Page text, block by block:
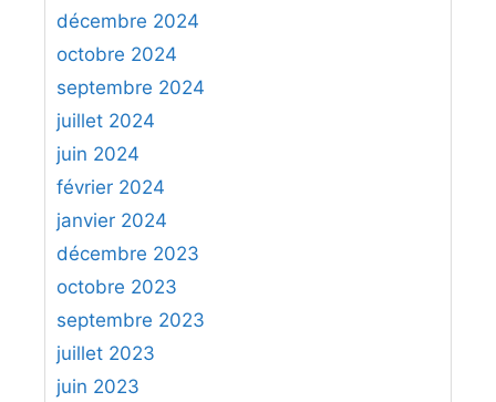
c
h
e
c
o
u
l
c
e
:
décembre 2024
octobre 2024
septembre 2024
juillet 2024
juin 2024
février 2024
janvier 2024
décembre 2023
octobre 2023
septembre 2023
juillet 2023
juin 2023